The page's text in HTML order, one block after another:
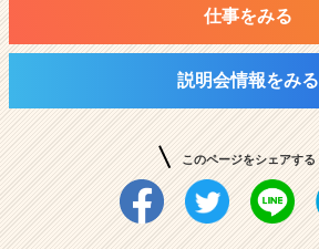
仕事をみる
説明会情報をみる
このページをシェアする